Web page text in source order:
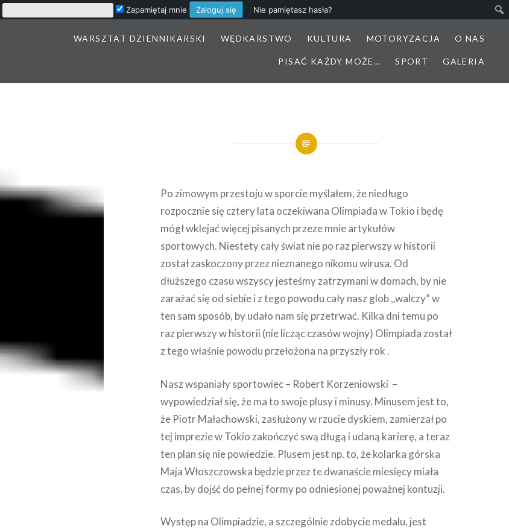
WARSZTAT DZIENNIKARSKI WĘDKARSTWO KULTURA MOTORYZACJA O NAS
PISAĆ KAŻDY MOŻE… SPORT GALERIA
Po zimowym przestoju w sporcie myślałem, że niedługo
rozpocznie się cztery lata oczekiwana Olimpiada w Tokio i będę
mógł wklejać więcej pisanych przeze mnie artykułów
sportowych. Niestety cały świat nie po raz pierwszy w historii
został zaskoczony przez nieznanego nikomu wirusa. Od
dłuższego czasu wszyscy jesteśmy zatrzymani w domach, by nie
zarażać się od siebie i z tego powodu cały nasz glob ,,walczy” w
ten sam sposób, by udało nam się przetrwać. Kilka dni temu po
raz pierwszy w historii (nie licząc czasów wojny) Olimpiada został
z tego właśnie powodu przełożona na przyszły rok .
Nasz wspaniały sportowiec – Robert Korzeniowski –
wypowiedział się, że ma to swoje plusy i minusy. Minusem jest to,
że Piotr Małachowski, zasłużony w rzucie dyskiem, zamierzał po
tej imprezie w Tokio zakończyć swą długą i udaną karierę, a teraz
ten plan się nie powiedzie. Plusem jest np. to, że kolarka górska
Maja Włoszczowska będzie przez te dwanaście miesięcy miała
czas, by dojść do pełnej formy po odniesionej poważnej kontuzji.
Występ na Olimpiadzie, a szczególnie zdobycie medalu, jest
Zapamiętaj mnie Nie pamiętasz hasła?